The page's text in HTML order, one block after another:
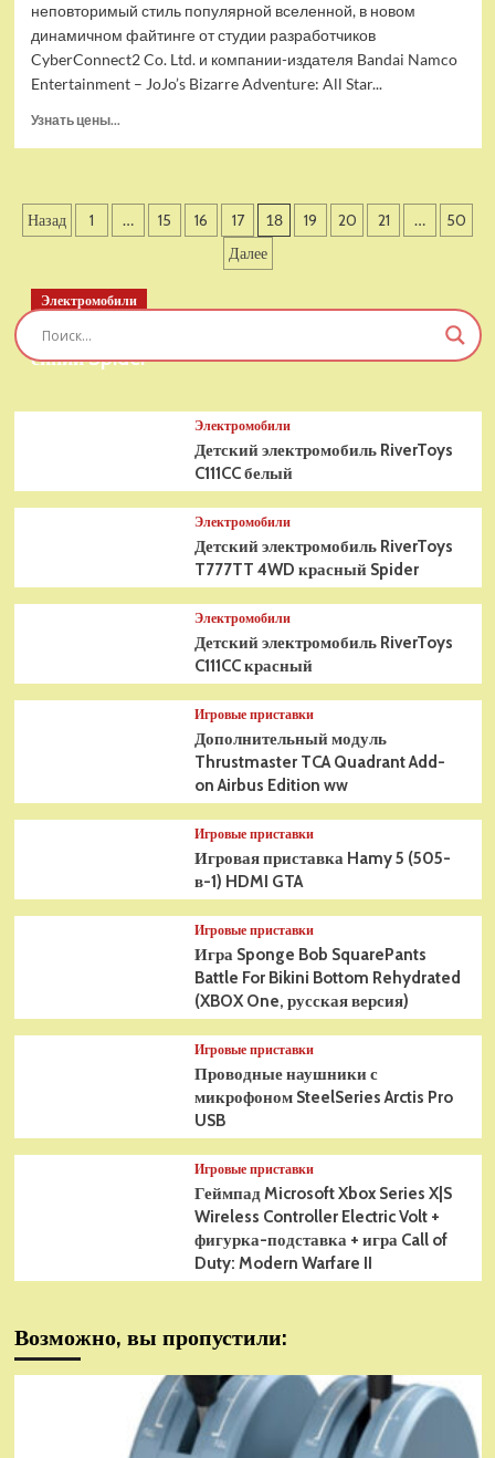
неповторимый стиль популярной вселенной, в новом
динамичном файтинге от студии разработчиков
CyberConnect2 Co. Ltd. и компании-издателя Bandai Namco
Entertainment – JoJo’s Bizarre Adventure: All Star...
Узнать цены...
JoJos
Bizarre
Star
Battle
One/Series
Пагинация
Назад 1 … 15 16 17 18 19 20 21 …
50
Далее
Электромобили
Детский электромобиль RiverToys T777TT 4WD
синий Spider
Электромобили
Детский электромобиль RiverToys
C111CC белый
Электромобили
Детский электромобиль RiverToys
T777TT 4WD красный Spider
Электромобили
Детский электромобиль RiverToys
C111CC красный
Игровые приставки
Дополнительный модуль
Thrustmaster TCA Quadrant Add-
on Airbus Edition ww
Игровые приставки
Игровая приставка Hamy 5 (505-
в-1) HDMI GTA
Игровые приставки
Игра Sponge Bob SquarePants
Battle For Bikini Bottom Rehydrated
(XBOX One, русская версия)
Игровые приставки
Проводные наушники с
микрофоном SteelSeries Arctis Pro
USB
Игровые приставки
Геймпад Microsoft Xbox Series X|S
Wireless Controller Electric Volt +
фигурка-подставка + игра Call of
Duty: Modern Warfare II
Возможно, вы пропустили: